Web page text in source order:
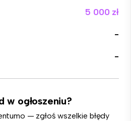
5 000 zł
-
-
w ogłoszeniu?
— zgłoś wszelkie błędy